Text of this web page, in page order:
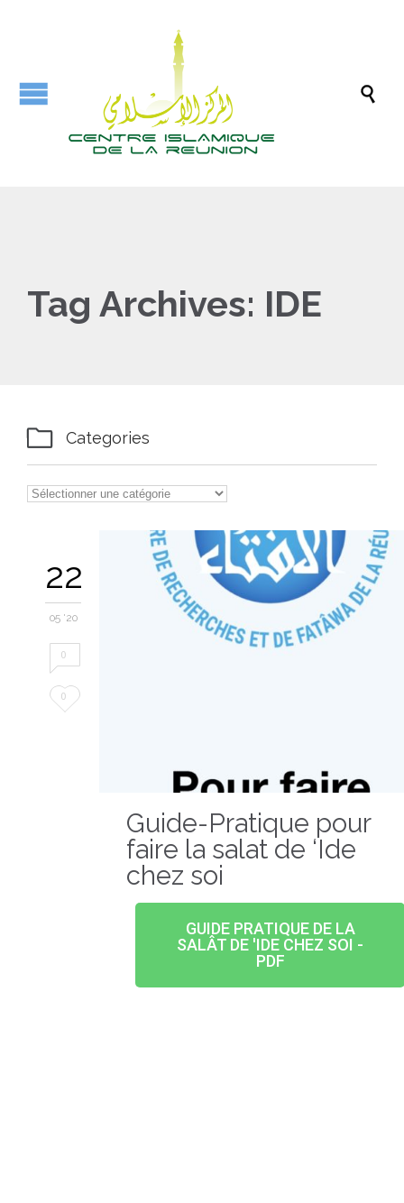

Tag Archives: IDE
 Categories
22
05 '20
0
Love
0
Guide-Pratique pour
faire la salat de ‘Ide
chez soi
GUIDE PRATIQUE DE LA
SALÂT DE 'IDE CHEZ SOI -
PDF